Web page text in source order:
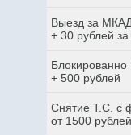
Выезд за МКАД
+ 30 рублей
Блокированно
+ 500 рублей
Снятие Т.С. с
от 1500 рублей